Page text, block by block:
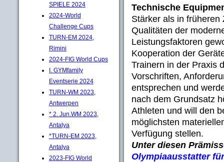
SPIELE 2024
2024-World
Challenge Cups
TURN-EM 2024,
Rimini
2024-FIG World Cups
I. GYMfamily
Eventserie 2024
TURN-WM 2023,
Antwerpen
* 2. Jun.WM 2023,
Antalya
*TURN-EM 2023,
Antalya
2023-FIG World
Technische
Stärker als in
Qualitäten der
Leistungsfaktoren
Kooperation der
Trainern in der Praxis
Vorschriften,
entsprechen und
nach dem Grundsatz
Athleten und will den
möglichsten
Verfügung stellen.
Unter diesen
Olympiaausstatter